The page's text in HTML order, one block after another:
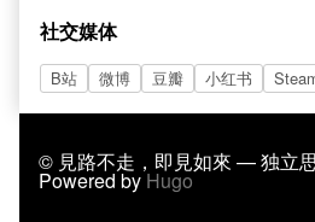
社交媒体
B站 微博 豆瓣 小红书
© 見路不走，即見如來 — 独立
Powered byHugo